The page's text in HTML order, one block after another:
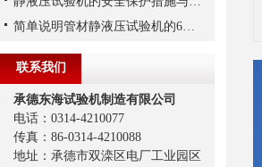
简单说明管材静液压试验机的6大性能特点
联系我们
承德东海试验机制造有限公司
电话：0314-4210077
传真：86-0314-4210088
地址：承德市双滦区电厂工业园区